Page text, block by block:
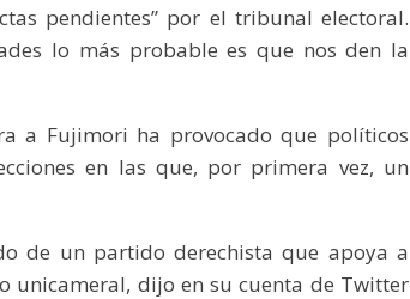
pendientes” por el tribunal electoral.
lo más probable es que nos den la
a Fujimori ha provocado que políticos
en las que, por primera vez, un
de un partido derechista que apoya a
unicameral, dijo en su cuenta de Twitter